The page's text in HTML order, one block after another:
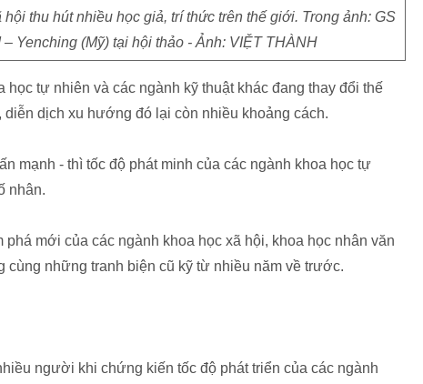
thu hút nhiều học giả, trí thức trên thế giới. Trong ảnh: GS
Yenching (Mỹ) tại hội thảo - Ảnh: VIỆT THÀNH
tự nhiên và các ngành kỹ thuật khác đang thay đổi thế
dịch xu hướng đó lại còn nhiều khoảng cách.
mạnh - thì tốc độ phát minh của các ngành khoa học tự
nhân.
mới của các ngành khoa học xã hội, khoa học nhân văn
cùng những tranh biện cũ kỹ từ nhiều năm về trước.
người khi chứng kiến tốc độ phát triển của các ngành